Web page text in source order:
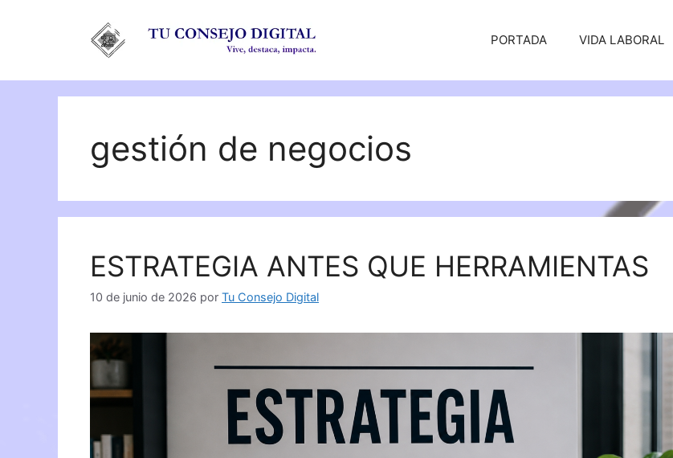
PORTADA VIDA LABORAL
gestión de negocios
ESTRATEGIA ANTES QUE HERRAMIENTAS
10 de junio de 2026 por Tu Consejo Digital